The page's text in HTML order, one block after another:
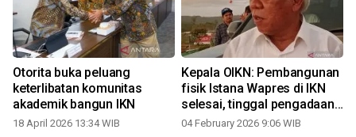
Otorita buka peluang
keterlibatan komunitas
akademik bangun IKN
18 April 2026 13:34 WIB
Kepala OIKN: Pembangunan
fisik Istana Wapres di IKN
selesai, tinggal pengadaan
interior
04 February 2026 9:06 WIB